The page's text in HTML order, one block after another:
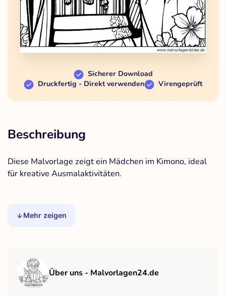
Sicherer Download
Druckfertig - Direkt verwenden
Virengeprüft
Beschreibung
Diese Malvorlage zeigt ein Mädchen im Kimono, ideal
für kreative Ausmalaktivitäten.
Mehr zeigen
Über uns - Malvorlagen24.de